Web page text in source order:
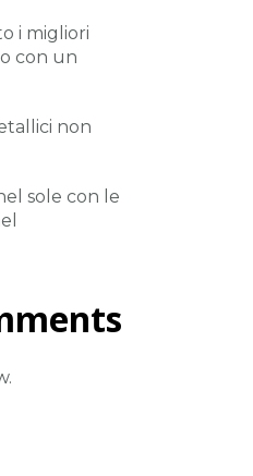
i migliori
con un
non
sole con le